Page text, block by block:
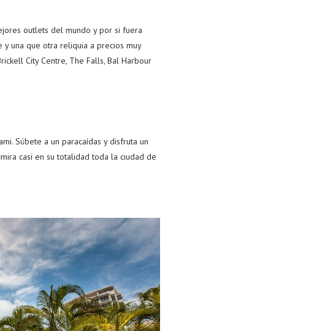
outlets del mundo y por si fuera
una que otra reliquia a precios muy
City Centre, The Falls, Bal Harbour
Súbete a un paracaídas y disfruta un
casi en su totalidad toda la ciudad de